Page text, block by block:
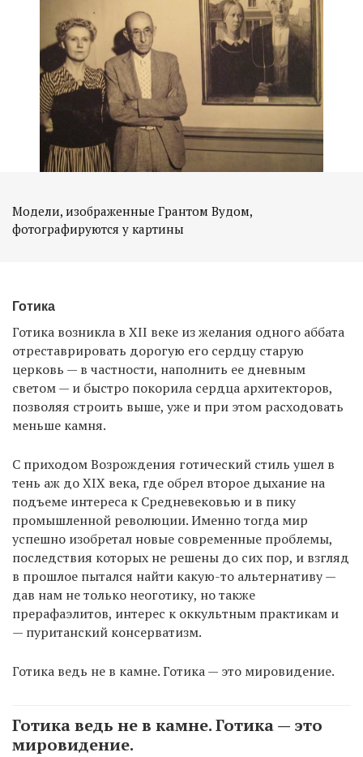
Модели, изображенные Грантом Вудом,
фотографируются у картины
Готика
Готика возникла в XII веке из желания одного аббата
отреставрировать дорогую его сердцу старую
церковь — в частности, наполнить ее дневным
светом — и быстро покорила сердца архитекторов,
позволяя строить выше, уже и при этом расходовать
меньше камня.
С приходом Возрождения готический стиль ушел в
тень аж до XIX века, где обрел второе дыхание на
подъеме интереса к Средневековью и в пику
промышленной революции. Именно тогда мир
успешно изобретал новые современные проблемы,
последствия которых не решены до сих пор, и взгляд
в прошлое пытался найти какую-то альтернативу —
дав нам не только неоготику, но также
прерафаэлитов, интерес к оккультным практикам и
— пуританский консерватизм.
Готика ведь не в камне. Готика — это мировидение.
Готика ведь не в камне. Готика — это
мировидение.